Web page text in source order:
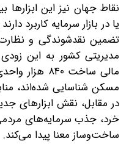
نقاط جهان نیز این ابزارها
یا در بازار سرمایه کاربرد
تضمین نقدشوندگی و نظارت
مدیریتی کشور به این
مالی ساخت
مسکن شناسایی شده‌اند،
در مقابل، نقش ابزارهای
خرد، جذب سرمایه‌های
ساخت‌وساز معنا پیدا می‌کند.